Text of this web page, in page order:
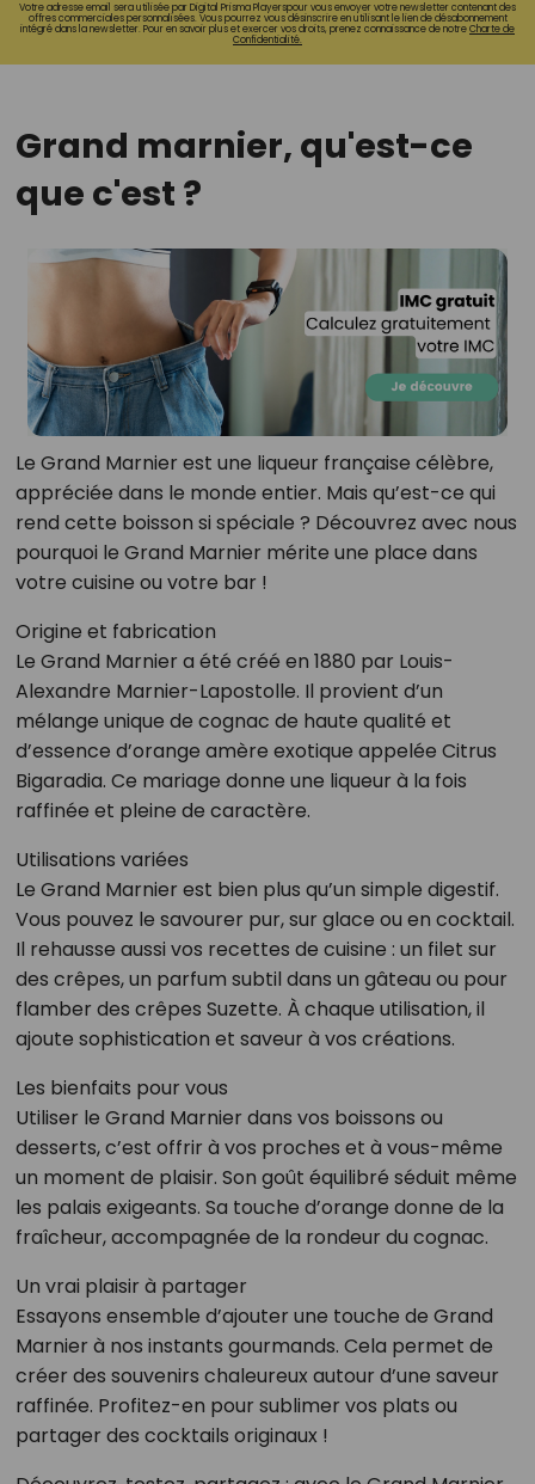
Votre adresse email sera utilisée par Digital Prisma Playerspour vous envoyer votre newsletter contenant des
offres commerciales personnalisées. Vous pourrez vous désinscrire en utilisant le lien de désabonnement
intégré dans la newsletter. Pour en savoir plus et exercer vos droits, prenez connaissance de notreCharte de
Confidentialité.
Grand marnier, qu'est-ce
que c'est ?
Le Grand Marnier est une liqueur française célèbre,
appréciée dans le monde entier. Mais qu’est-ce qui
rend cette boisson si spéciale ? Découvrez avec nous
pourquoi le Grand Marnier mérite une place dans
votre cuisine ou votre bar !
Origine et fabrication
Le Grand Marnier a été créé en 1880 par Louis-
Alexandre Marnier-Lapostolle. Il provient d’un
mélange unique de cognac de haute qualité et
d’essence d’orange amère exotique appelée Citrus
Bigaradia. Ce mariage donne une liqueur à la fois
raffinée et pleine de caractère.
Utilisations variées
Le Grand Marnier est bien plus qu’un simple digestif.
Vous pouvez le savourer pur, sur glace ou en cocktail.
Il rehausse aussi vos recettes de cuisine : un filet sur
des crêpes, un parfum subtil dans un gâteau ou pour
flamber des crêpes Suzette. À chaque utilisation, il
ajoute sophistication et saveur à vos créations.
Les bienfaits pour vous
Utiliser le Grand Marnier dans vos boissons ou
desserts, c’est offrir à vos proches et à vous-même
un moment de plaisir. Son goût équilibré séduit même
les palais exigeants. Sa touche d’orange donne de la
fraîcheur, accompagnée de la rondeur du cognac.
Un vrai plaisir à partager
Essayons ensemble d’ajouter une touche de Grand
Marnier à nos instants gourmands. Cela permet de
créer des souvenirs chaleureux autour d’une saveur
raffinée. Profitez-en pour sublimer vos plats ou
partager des cocktails originaux !